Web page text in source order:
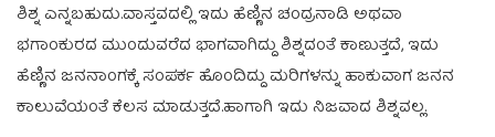
ಶಿಶ್ನ ಎನ್ನಬಹುದು.ವಾಸ್ತವದಲ್ಲಿ ಇದು ಹೆಣ್ಣಿನ ಚಂದ್ರನಾಡಿ ಅಥವಾ
ಭಗಾಂಕುರದ ಮುಂದುವರೆದ ಭಾಗವಾಗಿದ್ದು ಶಿಶ್ನದಂತೆ ಕಾಣುತ್ತದೆ, ಇದು
ಹೆಣ್ಣಿನ ಜನನಾಂಗಕ್ಕೆ ಸಂಪರ್ಕ ಹೊಂದಿದ್ದು ಮರಿಗಳನ್ನು ಹಾಕುವಾಗ ಜನನ
ಕಾಲುವೆಯಂತೆ ಕೆಲಸ ಮಾಡುತ್ತದೆ.ಹಾಗಾಗಿ ಇದು ನಿಜವಾದ ಶಿಶ್ನವಲ್ಲ.